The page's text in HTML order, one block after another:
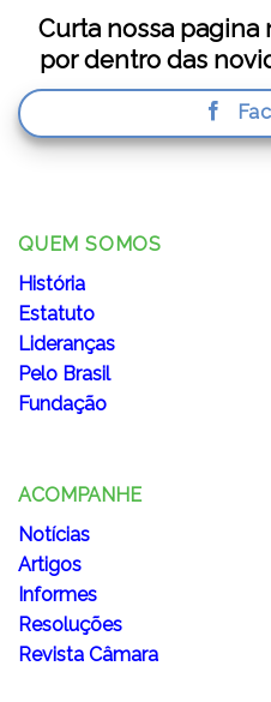
Curta nossa pagina
por dentro das
QUEM SOMOS
História
Estatuto
Lideranças
Pelo Brasil
Fundação
ACOMPANHE
Notícias
Artigos
Informes
Resoluções
Revista Câmara